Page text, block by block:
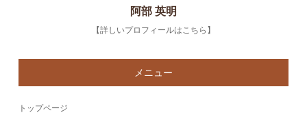
阿部 英明
【詳しいプロフィールはこちら】
メニュー
トップページ